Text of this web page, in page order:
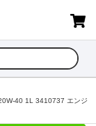
40 1L 3410737 エンジ